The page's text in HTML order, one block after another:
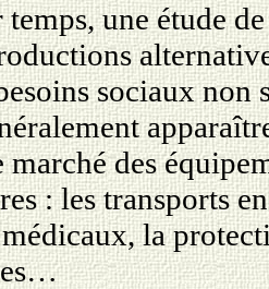
une étude
sociaux non
des
: les transports
la